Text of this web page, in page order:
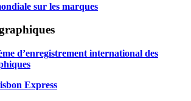
sur les marques
d’enregistrement international des
Express